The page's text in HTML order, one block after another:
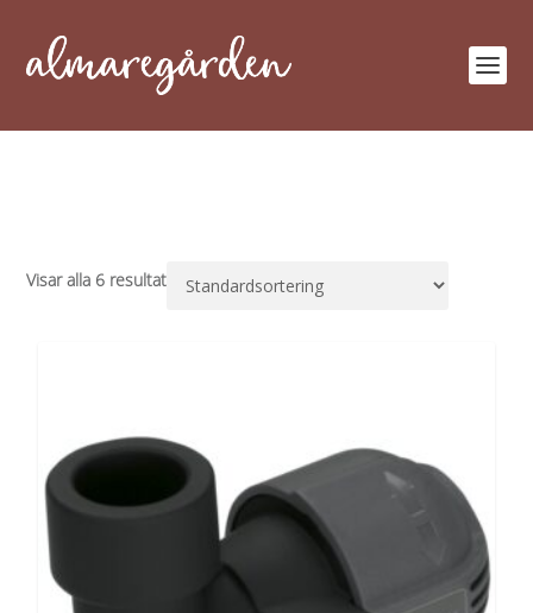
Visar alla 6 resultat